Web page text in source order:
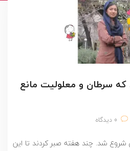
که سرطان و معلولیت مانع
0 دیدگاه
شروع شد. چند هفته‌ صبر کردند تا این